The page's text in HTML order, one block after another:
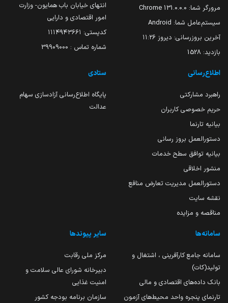
مرورگر شما: 131.0.0.0 Chrome
سیستم‌عامل شما: Android
آخرین بروزرسانی: دیروز ۱۱:۲۶
بازدید: 1528
انتهای خیابان باب همایون- وزارت
امور اقتصادی و دارایی
کدپستی: ۱۱۱۴۹۴۳۶۶۱
شماره تماس : 39909000
اطلاع‌رسانی
راهبرد مشارکتی
حریم خصوصی کاربران
بیانیه تارنما
دستورالعمل بروز رسانی
بیانیه توافق سطح خدمات
منشور اخلاقی
دستورالعمل مدیریت تعارض منافع
نقشه سایت
مناقصه و مزایده
ستادی
پایگاه اطلاع‌رسانی آزادسازی سهام
عدالت
سامانه‌ها
سامانه جامع کارآفرینی ، اشتغال و
تولید(کات)
بانک داده‌های اقتصادی و مالی
تارنمای پنجره واحد محیط‌های آزمون
سایر پیوندها
مرکز ملی رقابت
دبیرخانه شورای عالی سلامت و
امنیت غذایی
سازمان برنامه بودجه کشور